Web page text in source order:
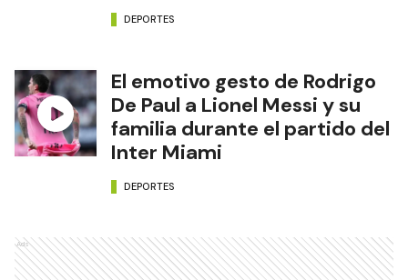
DEPORTES
El emotivo gesto de Rodrigo
De Paul a Lionel Messi y su
familia durante el partido del
Inter Miami
DEPORTES
Ads